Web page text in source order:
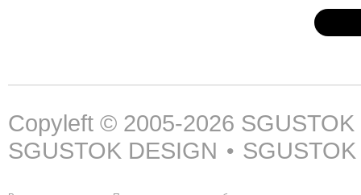
Copyleft © 2005-2026
SGUSTOK DESIGN •